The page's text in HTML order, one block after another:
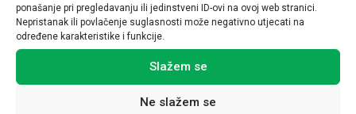
ponašanje pri pregledavanju ili jedinstveni ID-ovi na ovoj web stranici.
Nepristanak ili povlačenje suglasnosti može negativno utjecati na
određene karakteristike i funkcije.
Slažem se
Ne slažem se
Povezani proizvodi